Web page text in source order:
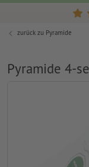
zurück zu Pyramide
Pyramide 4-